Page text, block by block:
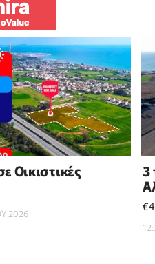
Οικιστικές
2026
3